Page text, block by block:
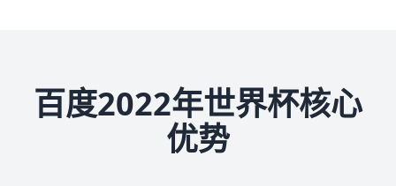
百度2022年世界杯核心
优势